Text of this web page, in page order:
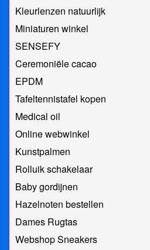
Kleurlenzen natuurlijk
Miniaturen winkel
SENSEFY
Ceremoniële cacao
EPDM
Tafeltennistafel kopen
Medical oil
Online webwinkel
Kunstpalmen
Rolluik schakelaar
Baby gordijnen
Hazelnoten bestellen
Dames Rugtas
Webshop Sneakers